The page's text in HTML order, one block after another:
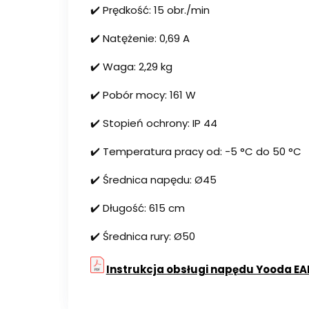
✔️ Prędkość: 15 obr./min
✔️ Natężenie: 0,69 A
✔️ Waga: 2,29 kg
✔️ Pobór mocy: 161 W
✔️ Stopień ochrony: IP 44
✔️ Temperatura pracy od: -5 °C do 50 °C
✔️ Średnica napędu: Ø45
✔️ Długość: 615 cm
✔️ Średnica rury: Ø50
Instrukcja obsługi napędu Yooda